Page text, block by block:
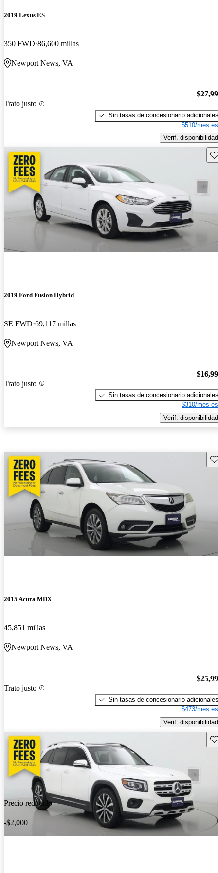
2019 Lexus ES
350 FWD 86,600 millas
Newport News, VA
Trato justo
Sin tasas de concesionario adicionales
$510/mes
Verif. disponibilidad
2019 Ford Fusion Hybrid
SE FWD 69,117 millas
Newport News, VA
Trato justo
Sin tasas de concesionario adicionales
$310/mes
Verif. disponibilidad
2015 Acura MDX
45,851 millas
Newport News, VA
Trato justo
Sin tasas de concesionario adicionales
$473/mes
Verif. disponibilidad
Precio reducido
-$2,000